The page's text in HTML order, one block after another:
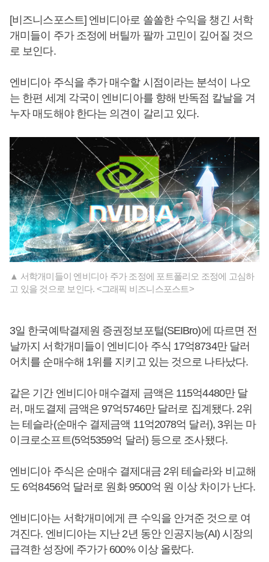
[비즈니스포스트] 엔비디아로 쏠쏠한 수익을 챙긴 서학
개미들이 주가 조정에 버틸까 팔까 고민이 깊어질 것으
로 보인다.
엔비디아 주식을 추가 매수할 시점이라는 분석이 나오
는 한편 세계 각국이 엔비디아를 향해 반독점 칼날을 겨
누자 매도해야 한다는 의견이 갈리고 있다.
▲ 서학개미들이 엔비디아 주가 조정에 포트폴리오 조정에 고심하
고 있을 것으로 보인다. <그래픽 비즈니스포스트>
3일 한국예탁결제원 증권정보포털(SEIBro)에 따르면 전
날까지 서학개미들이 엔비디아 주식 17억8734만 달러
어치를 순매수해 1위를 지키고 있는 것으로 나타났다.
같은 기간 엔비디아 매수결제 금액은 115억4480만 달
러, 매도결제 금액은 97억5746만 달러로 집계됐다. 2위
는 테슬라(순매수 결제금액 11억2078억 달러), 3위는 마
이크로소프트(5억5359억 달러) 등으로 조사됐다.
엔비디아 주식은 순매수 결제대금 2위 테슬라와 비교해
도 6억8456억 달러로 원화 9500억 원 이상 차이가 난다.
엔비디아는 서학개미에게 큰 수익을 안겨준 것으로 여
겨진다. 엔비디아는 지난 2년 동안 인공지능(AI) 시장의
급격한 성장에 주가가 600% 이상 올랐다.